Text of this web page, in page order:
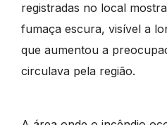
registradas no local
fumaça escura, visível a
que aumentou a
circulava pela região.